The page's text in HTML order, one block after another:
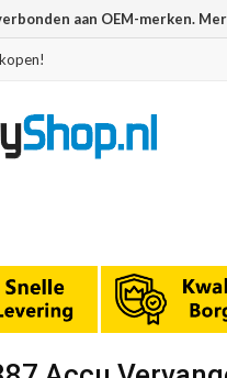
aan OEM-merken.